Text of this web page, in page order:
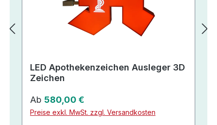
LED Apothekenzeichen Ausleger 3D
Zeichen
Regulärer Preis:
Ab 580,00 €
Preise exkl. MwSt. zzgl. Versandkosten